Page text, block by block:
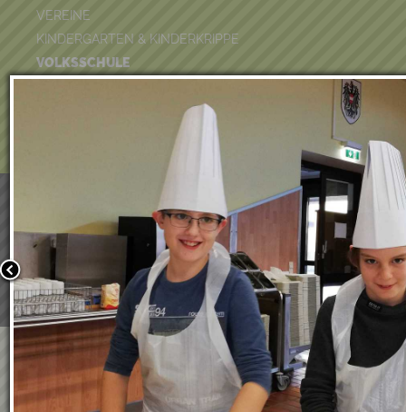
VEREINE
KINDERGARTEN & KINDERKRIPPE
VOLKSSCHULE
Wir verwenden Cookies, um unsere Webseite für Sie
benutzerfreundlich zu gestalten. Wenn Sie fortfahren,
an, dass Sie mit der Verwendung von Cookies auf
einverstanden sind.
Weitere Informationen:
Datenschutzerklärung/Cookie-
Bestätigen
Licht ins Dunkel
30.11.2018